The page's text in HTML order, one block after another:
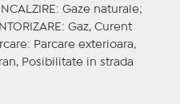
: Gaze naturale;
: Gaz, Curent
: Parcare exterioara,
Posibilitate in strada